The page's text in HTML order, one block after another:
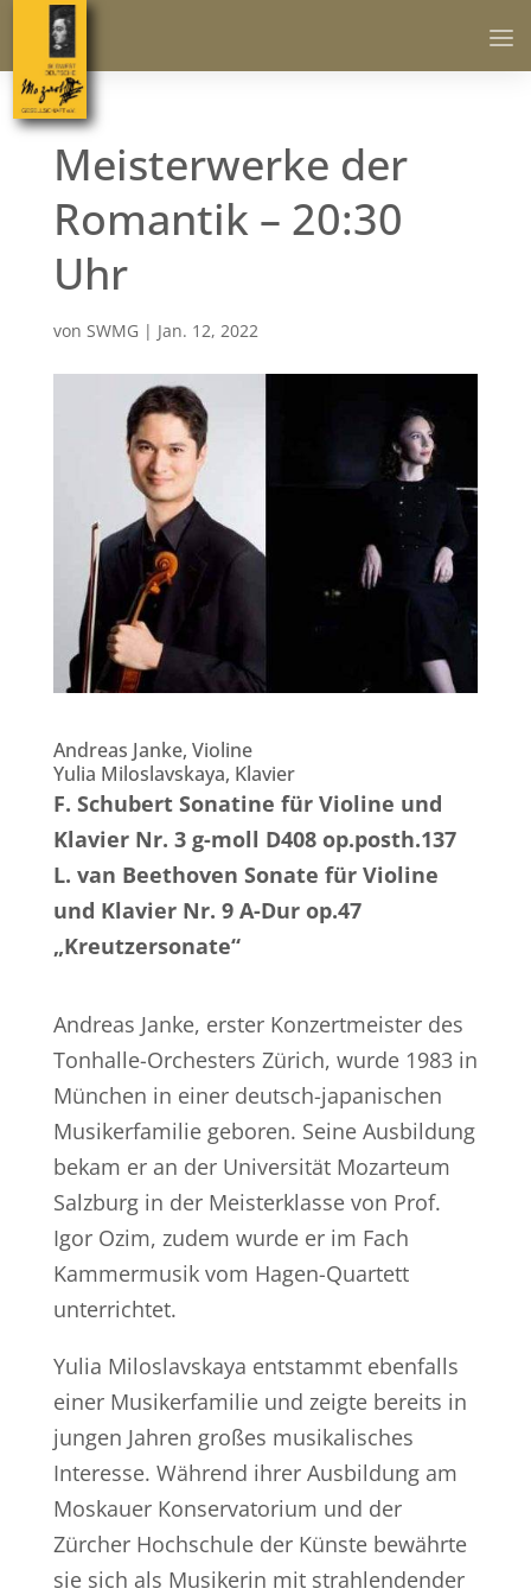
Meisterwerke der
Romantik – 20:30
Uhr
von SWMG | Jan. 12, 2022
Andreas Janke, Violine
Yulia Miloslavskaya, Klavier
F. Schubert Sonatine für Violine und
Klavier Nr. 3 g-moll D408 op.posth.137
L. van Beethoven Sonate für Violine
und Klavier Nr. 9 A-Dur op.47
„Kreutzersonate“
Andreas Janke, erster Konzertmeister des
Tonhalle-Orchesters Zürich, wurde 1983 in
München in einer deutsch-japanischen
Musikerfamilie geboren. Seine Ausbildung
bekam er an der Universität Mozarteum
Salzburg in der Meisterklasse von Prof.
Igor Ozim, zudem wurde er im Fach
Kammermusik vom Hagen-Quartett
unterrichtet.
Yulia Miloslavskaya entstammt ebenfalls
einer Musikerfamilie und zeigte bereits in
jungen Jahren großes musikalisches
Interesse. Während ihrer Ausbildung am
Moskauer Konservatorium und der
Zürcher Hochschule der Künste bewährte
sie sich als Musikerin mit strahlendender